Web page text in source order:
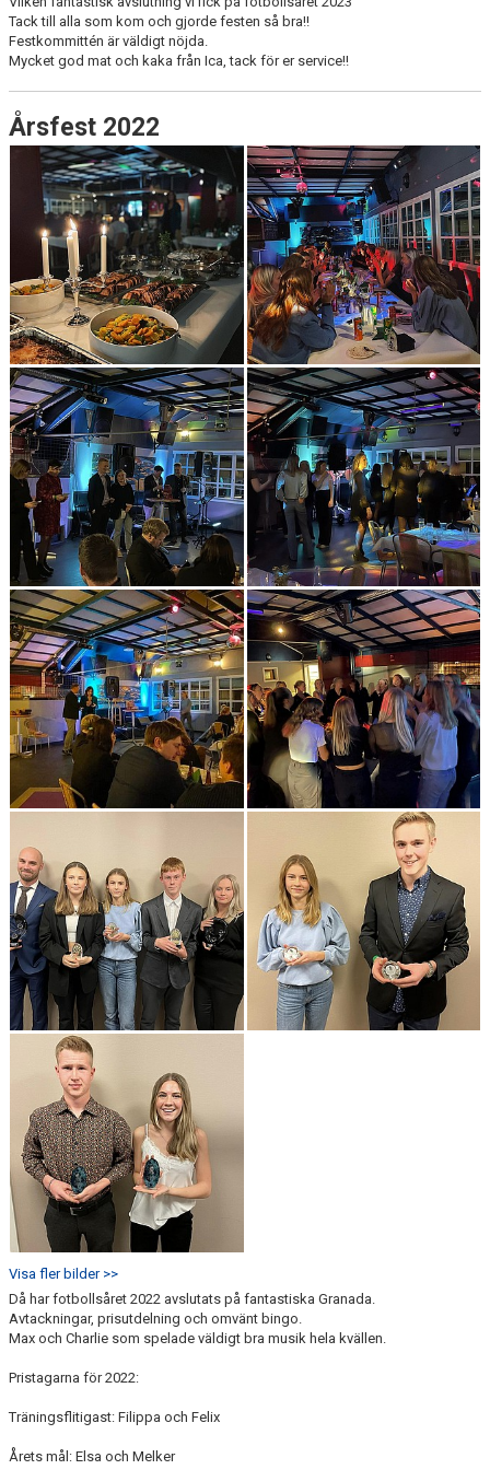
Tack till alla som kom och gjorde festen så bra!!
Festkommittén är väldigt nöjda.
Mycket god mat och kaka från Ica, tack för er service!!
Årsfest 2022
Visa fler bilder >>
Då har fotbollsåret 2022 avslutats på fantastiska Granada.
Avtackningar, prisutdelning och omvänt bingo.
Max och Charlie som spelade väldigt bra musik hela kvällen.
Pristagarna för 2022:
Träningsflitigast: Filippa och Felix
Årets mål: Elsa och Melker